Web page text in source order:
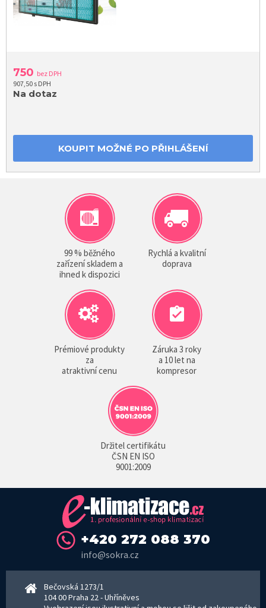
750 bez DPH
907,50 s DPH
Na dotaz
KOUPIT MOŽNÉ PO PŘIHLÁŠENÍ
99 % běžného
zařízení skladem a
ihned k dispozici
Rychlá a kvalitní
doprava
Prémiové produkty
za
atraktivní cenu
Záruka 3 roky
a 10 let na
kompresor
Držitel certifikátu
ČSN EN ISO
9001:2009
+420 272 088 370
info@sokra.cz
Bečovská 1273/1
104 00 Praha 22 - Uhříněves